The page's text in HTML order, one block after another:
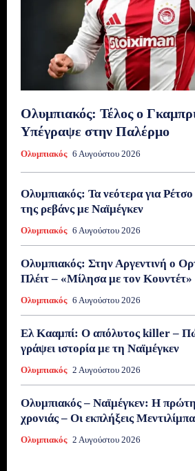
Ολυμπιακός: Τέλος ο
Υπέγραψε στην Παλέρμο
Ολυμπιακός 6 Αυγούστου 2026
Ολυμπιακός: Τα νεότερα για
της ρεβάνς με Ναϊμέγκεν
Ολυμπιακός 6 Αυγούστου 2026
Ολυμπιακός: Στην Αργεντινή ο
Πλέιτ – «Μίλησα με τον Κουντέτ»
Ολυμπιακός 6 Αυγούστου 2026
Ελ Κααμπί: Ο απόλυτος killer –
γράψει ιστορία με τη Ναϊμέγκεν
Ολυμπιακός 2 Αυγούστου 2026
Ολυμπιακός – Ναϊμέγκεν: Η
χρονιάς – Οι εκπλήξεις
Ολυμπιακός 2 Αυγούστου 2026